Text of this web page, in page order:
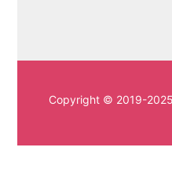
Copyright © 2019-